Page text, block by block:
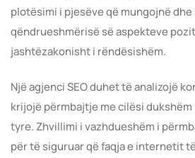
plotësimi i pjesëve që mungojnë
qëndrueshmërisë së aspekteve
jashtëzakonisht i rëndësishëm.
Një agjenci SEO duhet të analizojë
krijojë përmbajtje me cilësi
tyre. Zhvillimi i vazhdueshëm i
për të siguruar që faqja e internetit